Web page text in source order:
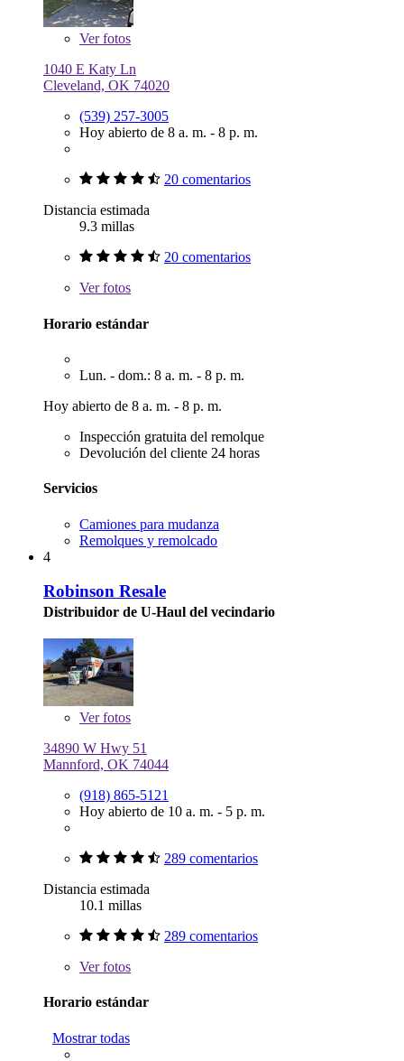
Verfotos
1040 E Katy Ln
Cleveland, OK 74020
(539) 257-3005
Hoy abierto de 8 a. m. - 8 p. m.
20 comentarios
Distancia estimada
9.3 millas
20 comentarios
Verfotos
Horario estándar
Lun. - dom.: 8 a. m. - 8 p. m.
Hoy abierto de 8 a. m. - 8 p. m.
Inspección gratuita del remolque
Devolución del cliente 24 horas
Servicios
Camiones para mudanza
Remolques y remolcado
4
Robinson Resale
Distribuidor de U-Haul del vecindario
Verfotos
34890 W Hwy 51
Mannford, OK 74044
(918) 865-5121
Hoy abierto de 10 a. m. - 5 p. m.
289 comentarios
Distancia estimada
10.1 millas
289 comentarios
Verfotos
Horario estándar
Mostrar todas